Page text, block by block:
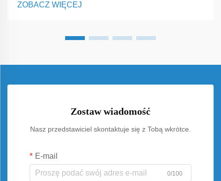
uniwersalnych rozwiązań pojawiających się dzisiaj są
ZOBACZ WIĘCEJ
Zostaw wiadomość
Nasz przedstawiciel skontaktuje się z Tobą wkrótce.
E-mail
0/100